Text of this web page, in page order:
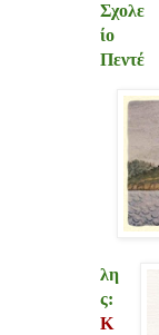
Σχολε
ίο
Πεντέ
λη
ς:
Κ